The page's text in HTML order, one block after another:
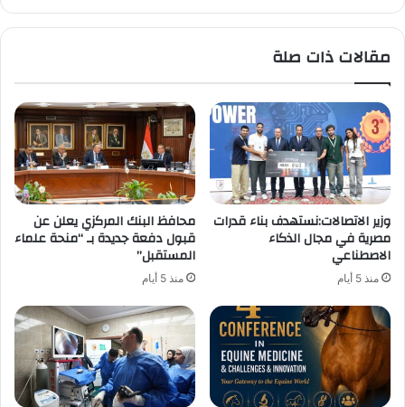
أمانة
مقالات ذات صلة
وزير الاتصالات:نستهدف بناء قدرات
مصرية في مجال الذكاء
الاصطناعي
منذ 5 أيام
محافظ البنك المركزي يعلن عن
قبول دفعة جديدة بـ “منحة علماء
المستقبل”
منذ 5 أيام